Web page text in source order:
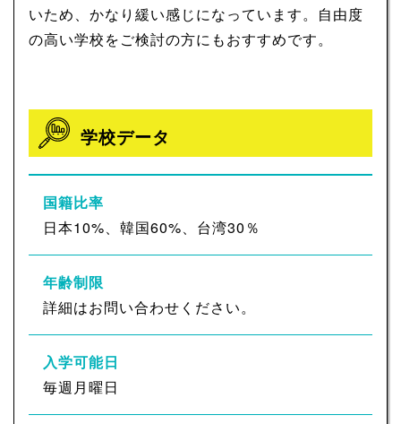
いため、かなり緩い感じになっています。自由度
の高い学校をご検討の方にもおすすめです。
学校データ
国籍比率
日本10%、韓国60%、台湾30％
年齢制限
詳細はお問い合わせください。
入学可能日
毎週月曜日